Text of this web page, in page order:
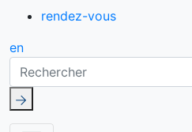
rendez-vous
en
Rechercher